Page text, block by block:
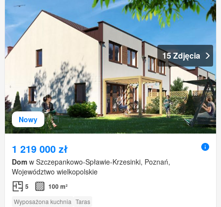
Nowy
15 Zdjęcia
1 219 000 zł
Dom w Szczepankowo-Spławie-Krzesinki, Poznań,
Województwo wielkopolskie
5 100 m²
Wyposażona kuchnia Taras